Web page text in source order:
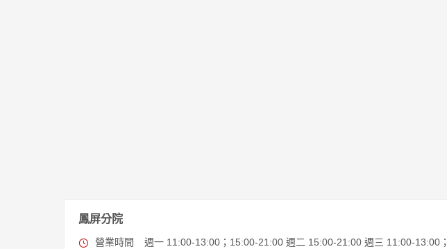
鳳屏分院
營業時間
週一 11:00-13:00；15:00-21:00 週二 15:00-21:00 週三 11:00-13:00；